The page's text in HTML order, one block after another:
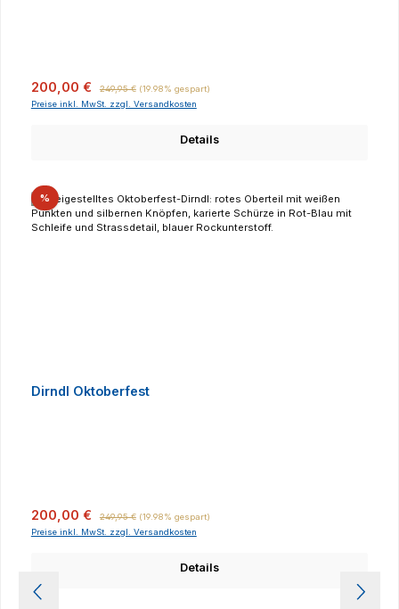
Verkaufspreis:
200,00 € Regulärer Preis:
249,95 € (19.98% gespart)
Preise inkl. MwSt. zzgl. Versandkosten
Details
%Rabatt
Dirndl Oktoberfest
Verkaufspreis:
200,00 € 249,95 € (19.98% gespart)
Preise inkl. MwSt. zzgl. Versandkosten
Details